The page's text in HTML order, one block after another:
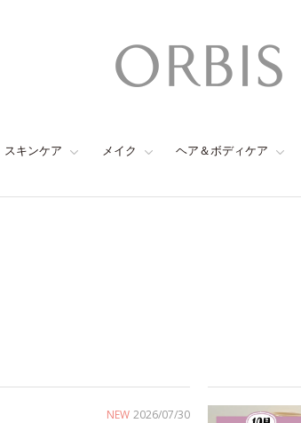
スキンケア メイク ヘア＆ボディケア
NEW 2026/07/30